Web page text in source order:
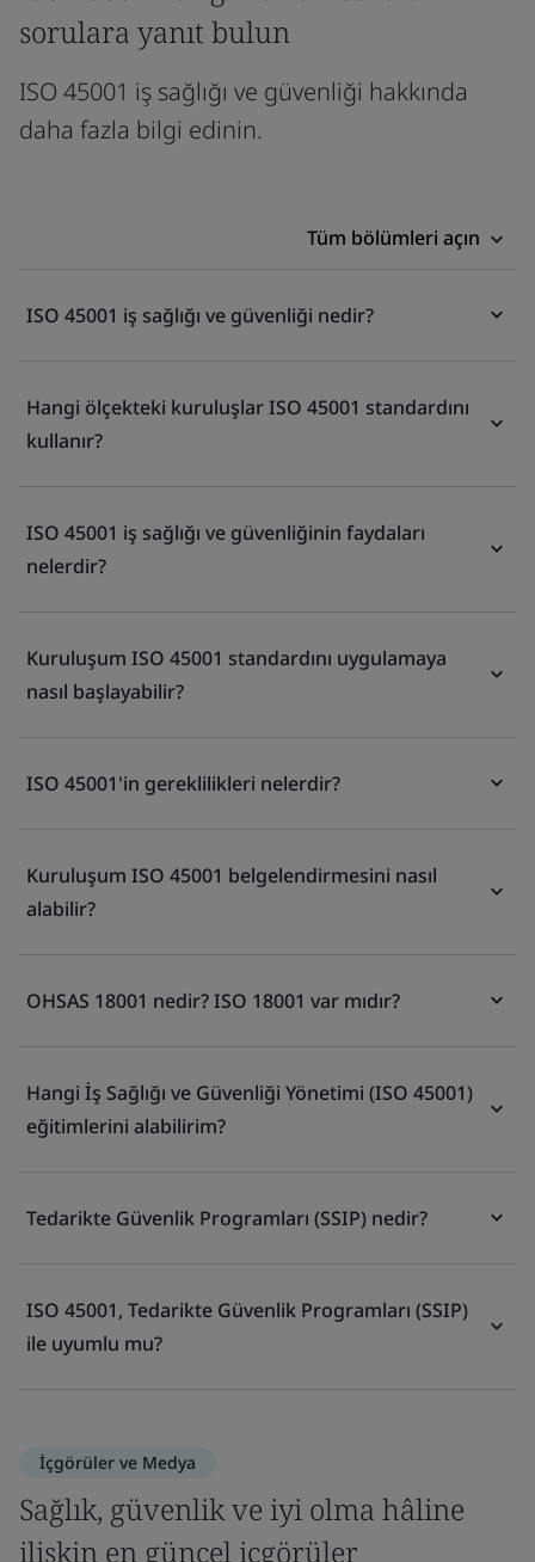
sorulara yanıt bulun
ISO 45001 iş sağlığı ve güvenliği hakkında
daha fazla bilgi edinin.
Tüm bölümleri açın
ISO 45001 iş sağlığı ve güvenliği nedir?
Hangi ölçekteki kuruluşlar ISO 45001 standardını
kullanır?
ISO 45001 iş sağlığı ve güvenliğinin faydaları
nelerdir?
Kuruluşum ISO 45001 standardını uygulamaya
nasıl başlayabilir?
ISO 45001'in gereklilikleri nelerdir?
Kuruluşum ISO 45001 belgelendirmesini nasıl
alabilir?
OHSAS 18001 nedir? ISO 18001 var mıdır?
Hangi İş Sağlığı ve Güvenliği Yönetimi (ISO 45001)
eğitimlerini alabilirim?
Tedarikte Güvenlik Programları (SSIP) nedir?
ISO 45001, Tedarikte Güvenlik Programları (SSIP)
ile uyumlu mu?
İçgörüler ve Medya
Sağlık, güvenlik ve iyi olma hâline
ilişkin en güncel içgörüler